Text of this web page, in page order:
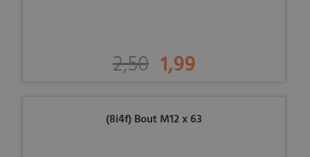
2,50 1,99
(8i4f) Bout M12 x 63